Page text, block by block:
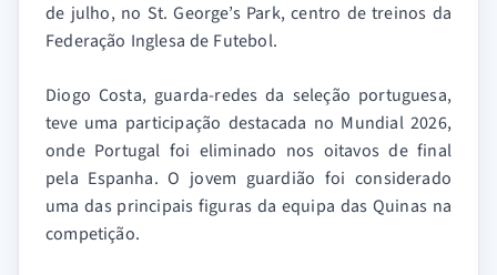
de julho, no St. George’s Park, centro de treinos da
Federação Inglesa de Futebol.
Diogo Costa, guarda-redes da seleção portuguesa,
teve uma participação destacada no Mundial 2026,
onde Portugal foi eliminado nos oitavos de final
pela Espanha. O jovem guardião foi considerado
uma das principais figuras da equipa das Quinas na
competição.